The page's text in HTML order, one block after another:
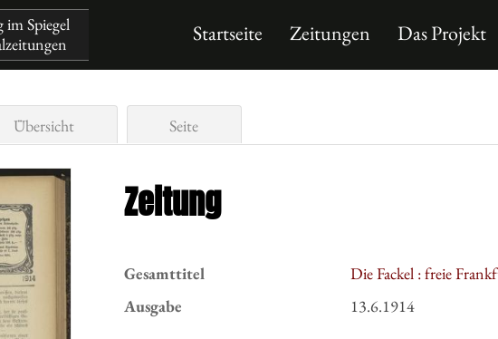
im Spiegel
Startseite Zeitungen Das Projekt
Übersicht Seite
Zeitung
Gesamttitel
Die Fackel : freie
Ausgabe
13.6.1914